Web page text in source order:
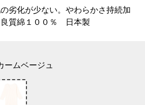
劣化が少ない。やわらかさ持続加
質綿１００％ 日本製
ームベージュ